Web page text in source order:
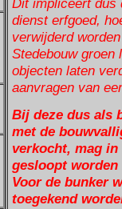
dienst erfgoed,
verwijderd
Stedebouw
objecten laten
aanvragen van
Bij deze dus als
met de
verkocht, mag
gesloopt
Voor de bunker
toegekend